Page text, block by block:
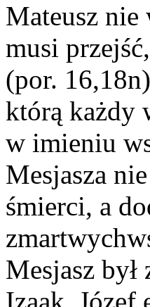
Mateusz nie
musi
(por.
którą każdy
w imieniu
Mesjasza
śmierci, a
Mesjasz